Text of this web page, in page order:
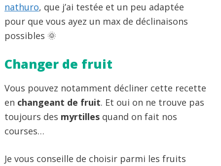
nathuro, que j’ai testée et un peu adaptée
pour que vous ayez un max de déclinaisons
possibles 🌞
Changer de fruit
Vous pouvez notamment décliner cette recette
en changeant de fruit. Et oui on ne trouve pas
toujours des myrtilles quand on fait nos
courses…
Je vous conseille de choisir parmi les fruits